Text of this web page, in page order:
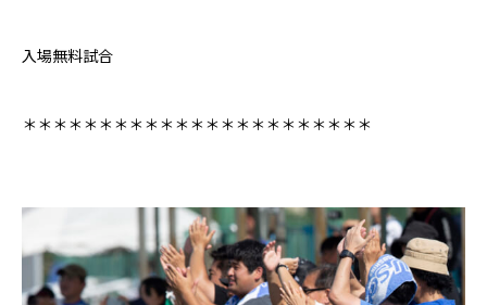
入場無料試合
＊＊＊＊＊＊＊＊＊＊＊＊＊＊＊＊＊＊＊＊＊＊＊